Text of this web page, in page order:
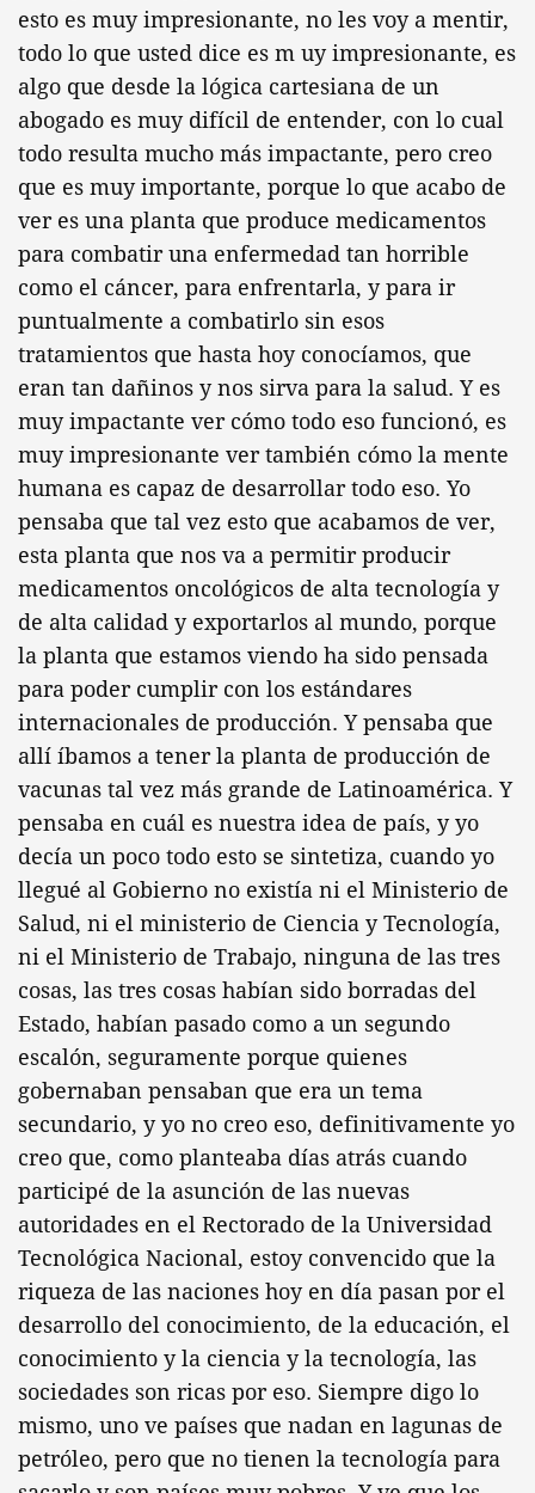
esto es muy impresionante, no les voy a mentir,
todo lo que usted dice es m uy impresionante, es
algo que desde la lógica cartesiana de un
abogado es muy difícil de entender, con lo cual
todo resulta mucho más impactante, pero creo
que es muy importante, porque lo que acabo de
ver es una planta que produce medicamentos
para combatir una enfermedad tan horrible
como el cáncer, para enfrentarla, y para ir
puntualmente a combatirlo sin esos
tratamientos que hasta hoy conocíamos, que
eran tan dañinos y nos sirva para la salud. Y es
muy impactante ver cómo todo eso funcionó, es
muy impresionante ver también cómo la mente
humana es capaz de desarrollar todo eso. Yo
pensaba que tal vez esto que acabamos de ver,
esta planta que nos va a permitir producir
medicamentos oncológicos de alta tecnología y
de alta calidad y exportarlos al mundo, porque
la planta que estamos viendo ha sido pensada
para poder cumplir con los estándares
internacionales de producción. Y pensaba que
allí íbamos a tener la planta de producción de
vacunas tal vez más grande de Latinoamérica. Y
pensaba en cuál es nuestra idea de país, y yo
decía un poco todo esto se sintetiza, cuando yo
llegué al Gobierno no existía ni el Ministerio de
Salud, ni el ministerio de Ciencia y Tecnología,
ni el Ministerio de Trabajo, ninguna de las tres
cosas, las tres cosas habían sido borradas del
Estado, habían pasado como a un segundo
escalón, seguramente porque quienes
gobernaban pensaban que era un tema
secundario, y yo no creo eso, definitivamente yo
creo que, como planteaba días atrás cuando
participé de la asunción de las nuevas
autoridades en el Rectorado de la Universidad
Tecnológica Nacional, estoy convencido que la
riqueza de las naciones hoy en día pasan por el
desarrollo del conocimiento, de la educación, el
conocimiento y la ciencia y la tecnología, las
sociedades son ricas por eso. Siempre digo lo
mismo, uno ve países que nadan en lagunas de
petróleo, pero que no tienen la tecnología para